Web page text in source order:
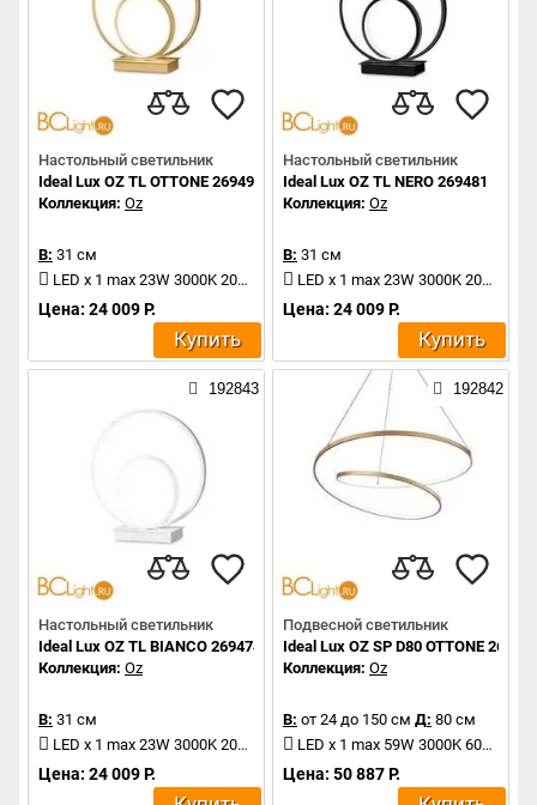
Настольный светильник
Ideal Lux OZ TL OTTONE 269498
Коллекция: Oz
В: 31 см
LED x 1 max 23W 3000K 2000Lm
Цена: 24 009 Р.
Купить
Настольный светильник
Ideal Lux OZ TL NERO 269481
Коллекция: Oz
В: 31 см
LED x 1 max 23W 3000K 2000Lm
Цена: 24 009 Р.
Купить
192843
Настольный светильник
Ideal Lux OZ TL BIANCO 269474
Коллекция: Oz
В: 31 см
LED x 1 max 23W 3000K 2000Lm
Цена: 24 009 Р.
192842
Подвесной светильник
Ideal Lux OZ SP D80 OTTONE 269467
Коллекция: Oz
В: от 24 до 150 см Д: 80 см
LED x 1 max 59W 3000K 6000Lm
Цена: 50 887 Р.